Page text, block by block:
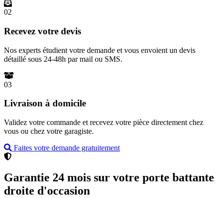
02
Recevez votre devis
Nos experts étudient votre demande et vous envoient un devis
détaillé sous 24-48h par mail ou SMS.
03
Livraison à domicile
Validez votre commande et recevez votre pièce directement chez
vous ou chez votre garagiste.
Faites votre demande gratuitement
Garantie 24 mois sur votre porte battante
droite d'occasion